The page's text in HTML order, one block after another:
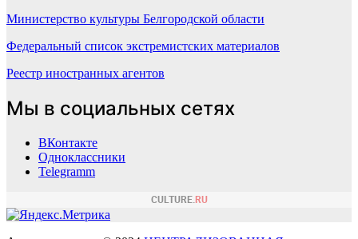
Министерство культуры Белгородской области
Федеральный список экстремистских материалов
Реестр иностранных агентов
Мы в социальных сетях
ВКонтакте
Одноклассники
Telegramm